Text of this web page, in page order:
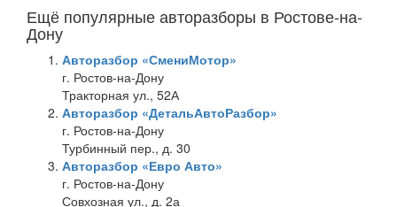
Ещё популярные авторазборы в Ростове-на-
Дону
Авторазбор «СмениМотор»
г. Ростов-на-Дону
Тракторная ул., 52А
Авторазбор «ДетальАвтоРазбор»
г. Ростов-на-Дону
Турбинный пер., д. 30
Авторазбор «Евро Авто»
г. Ростов-на-Дону
Совхозная ул., д. 2а